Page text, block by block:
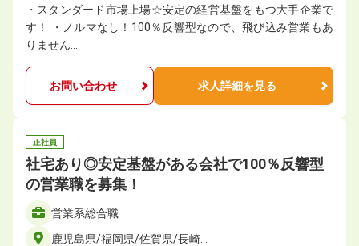
・スタンダード市場上場☆安定の経営基盤をもつ大手企業で
す！ ・ノルマなし！100％反響型なので、飛び込み営業もあ
りません…
お問い合わせ 求人詳細を見る
正社員
社宅あり◎安定基盤がある会社で100％反響型
の営業職を募集！
営業系総合職
鹿児島県/福岡県/佐賀県/長崎…